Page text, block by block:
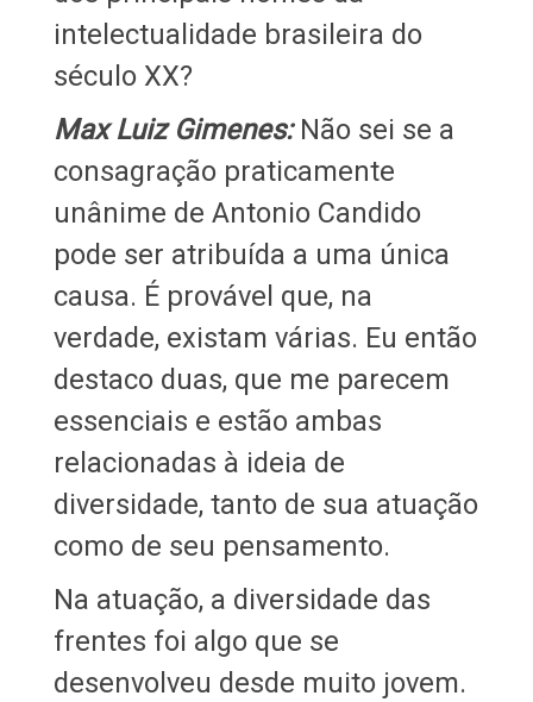
intelectualidade brasileira do
século XX?
Max Luiz Gimenes: Não sei se a
consagração praticamente
unânime de Antonio Candido
pode ser atribuída a uma única
causa. É provável que, na
verdade, existam várias. Eu então
destaco duas, que me parecem
essenciais e estão ambas
relacionadas à ideia de
diversidade, tanto de sua atuação
como de seu pensamento.
Na atuação, a diversidade das
frentes foi algo que se
desenvolveu desde muito jovem.